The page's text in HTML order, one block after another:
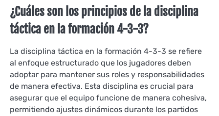
¿Cuáles son los principios de la disciplina
táctica en la formación 4-3-3?
La disciplina táctica en la formación 4-3-3 se refiere
al enfoque estructurado que los jugadores deben
adoptar para mantener sus roles y responsabilidades
de manera efectiva. Esta disciplina es crucial para
asegurar que el equipo funcione de manera cohesiva,
permitiendo ajustes dinámicos durante los partidos